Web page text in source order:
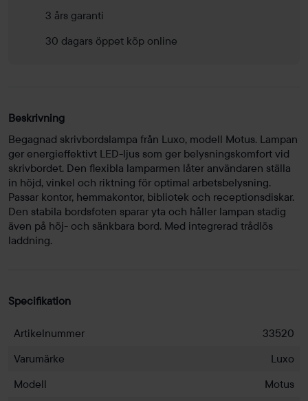
3 års garanti
30 dagars öppet köp online
Beskrivning
Begagnad skrivbordslampa från Luxo, modell Motus. Lampan
ger energieffektivt LED-ljus som ger belysningskomfort vid
skrivbordet. Den flexibla lamparmen låter användaren ställa
in höjd, vinkel och riktning för optimal arbetsbelysning.
Passar kontor, hemmakontor, bibliotek och receptionsdiskar.
Den stabila bordsfoten sparar yta och håller lampan stadig
även på höj- och sänkbara bord. Med integrerad trådlös
laddning.
Specifikation
Artikelnummer
33520
Varumärke
Luxo
Modell
Motus